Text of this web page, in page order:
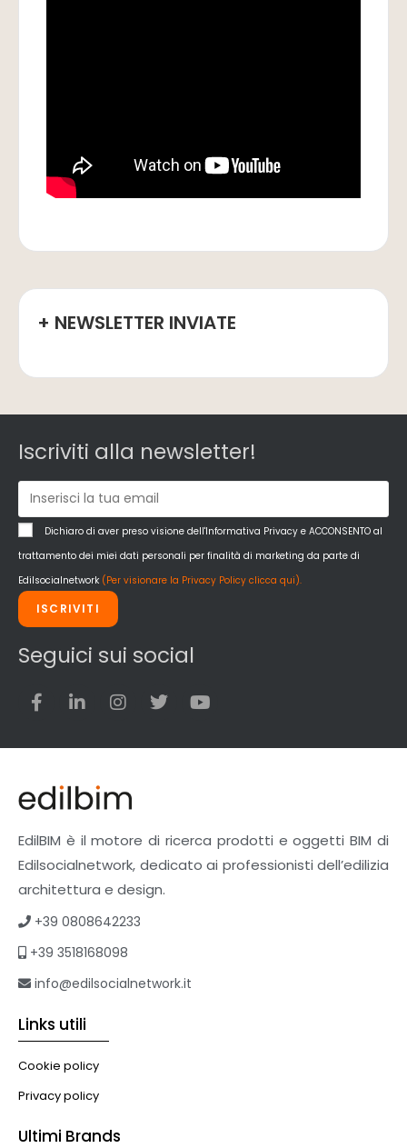
+ NEWSLETTER INVIATE
Iscriviti alla newsletter!
Dichiaro di aver preso visione dell'Informativa Privacy e ACCONSENTO al
trattamento dei miei dati personali per finalità di marketing da parte di
Edilsocialnetwork (Per visionare la Privacy Policy clicca qui).
ISCRIVITI
Seguici sui social
EdilBIM è il motore di ricerca prodotti e oggetti BIM di
Edilsocialnetwork, dedicato ai professionisti dell’edilizia
architettura e design.
+39 0808642233
+39 3518168098
info@edilsocialnetwork.it
Links utili
Cookie policy
Privacy policy
Ultimi Brands